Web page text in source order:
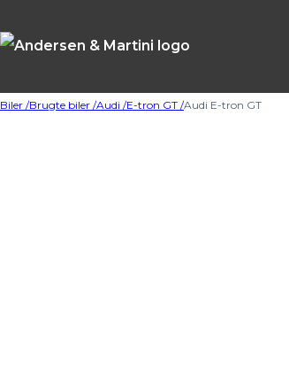
Biler /Brugte biler /Audi /E-tron GT /Audi E-tron GT